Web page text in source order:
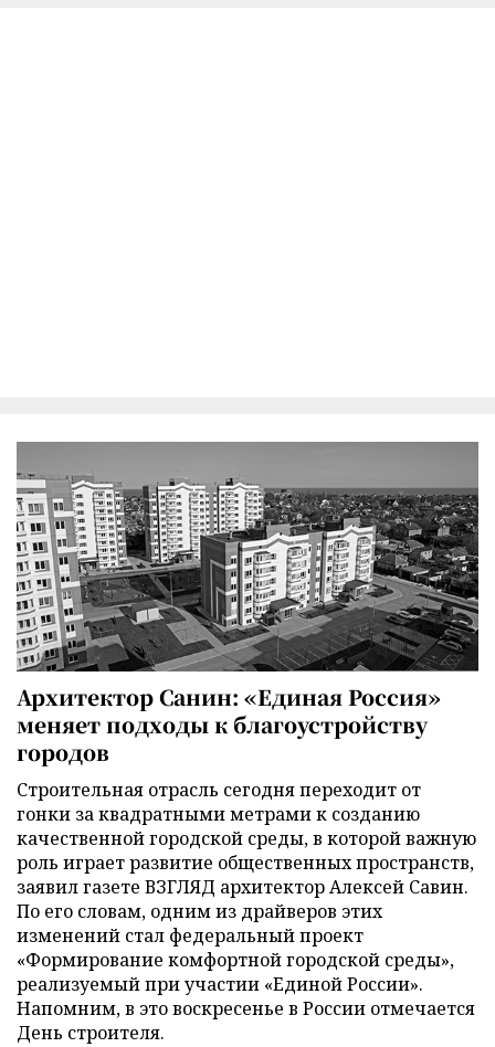
Архитектор Санин: «Единая Россия»
меняет подходы к благоустройству
городов
Строительная отрасль сегодня переходит от
гонки за квадратными метрами к созданию
качественной городской среды, в которой важную
роль играет развитие общественных пространств,
заявил газете ВЗГЛЯД архитектор Алексей Савин.
По его словам, одним из драйверов этих
изменений стал федеральный проект
«Формирование комфортной городской среды»,
реализуемый при участии «Единой России».
Напомним, в это воскресенье в России отмечается
День строителя.